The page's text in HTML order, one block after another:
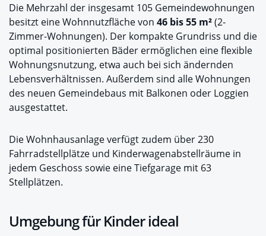
Die Mehrzahl der insgesamt 105 Gemeindewohnungen
besitzt eine Wohnnutzfläche von 46 bis 55 m²(2-
Zimmer-Wohnungen). Der kompakte Grundriss und die
optimal positionierten Bäder ermöglichen eine flexible
Wohnungsnutzung, etwa auch bei sich ändernden
Lebensverhältnissen. Außerdem sind alle Wohnungen
des neuen Gemeindebaus mit Balkonen oder Loggien
ausgestattet.
Die Wohnhausanlage verfügt zudem über 230
Fahrradstellplätze und Kinderwagenabstellräume in
jedem Geschoss sowie eine Tiefgarage mit 63
Stellplätzen.
Umgebung für Kinder ideal